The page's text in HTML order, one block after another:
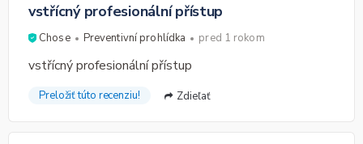
vstřícný profesionální přístup
Chose Preventivní prohlídka pred 1 rokom
vstřícný profesionální přístup
Preložiť túto recenziu! Zdieľať